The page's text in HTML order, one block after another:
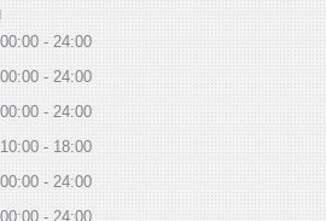
00:00
24:00
00:00
24:00
00:00
24:00
10:00
18:00
00:00
24:00
00:00 24:00